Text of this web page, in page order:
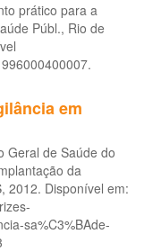
prático para a
Públ., Rio de
em
Geral de Saúde do
da
2012. Disponível em:
sa%C3%BAde-